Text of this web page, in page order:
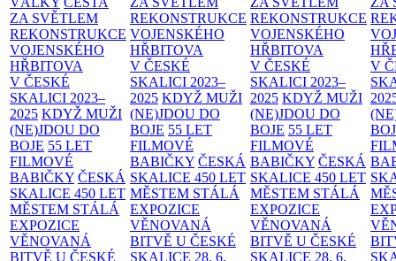
ZA SVĚTLEM
REKONSTRUKCE
VOJENSKÉHO
HŘBITOVA
V ČESKÉ
SKALICI 2023–
2025 KDYŽ MUŽI
(NE)JDOU DO
BOJE 55 LET
FILMOVÉ
BABIČKY ČESKÁ
SKALICE 450 LET
MĚSTEM STÁLÁ
EXPOZICE
VĚNOVANÁ
BITVĚ U ČESKÉ
REKONSTRUKCE
VOJENSKÉHO
HŘBITOVA
V ČESKÉ
SKALICI 2023–
2025 KDYŽ MUŽI
(NE)JDOU DO
BOJE 55 LET
FILMOVÉ
BABIČKY ČESKÁ
SKALICE 450 LET
MĚSTEM STÁLÁ
EXPOZICE
VĚNOVANÁ
BITVĚ U ČESKÉ
SKALICE 28. 6.
REKONSTRUKCE
VOJENSKÉHO
HŘBITOVA
V ČESKÉ
SKALICI 2023–
2025 KDYŽ MUŽI
(NE)JDOU DO
BOJE 55 LET
FILMOVÉ
BABIČKY ČESKÁ
SKALICE 450 LET
MĚSTEM STÁLÁ
EXPOZICE
VĚNOVANÁ
BITVĚ U ČESKÉ
SKALICE 28. 6.
V